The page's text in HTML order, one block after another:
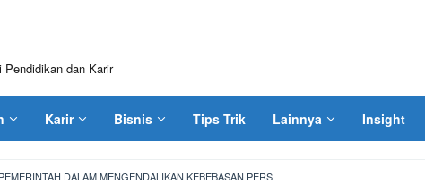
Pendidikan dan Karir
Karir Bisnis Tips Trik Lainnya Insight
DALAM MENGENDALIKAN KEBEBASAN PERS